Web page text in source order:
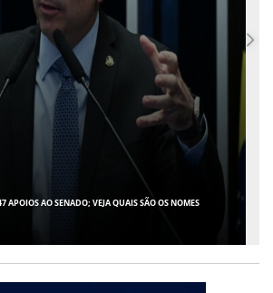
APOIOS AO SENADO; VEJA QUAIS SÃO OS NOMES